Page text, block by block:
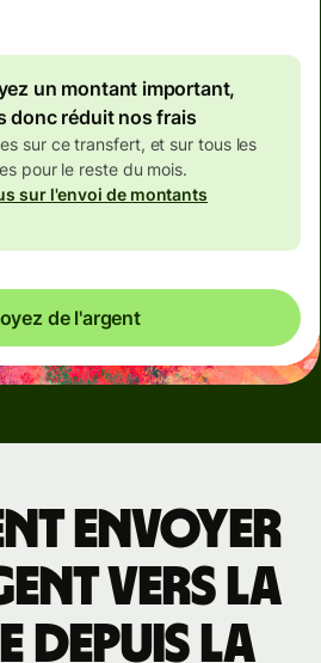
un montant important,
donc réduit nos frais
sur ce transfert, et sur tous les
pour le reste du mois.
sur l'envoi de montants
de l'argent
envoyer
vers la
depuis la